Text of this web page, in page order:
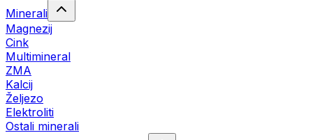
Minerali
Magnezij
Cink
Multimineral
ZMA
Kalcij
Željezo
Elektroliti
Ostali minerali